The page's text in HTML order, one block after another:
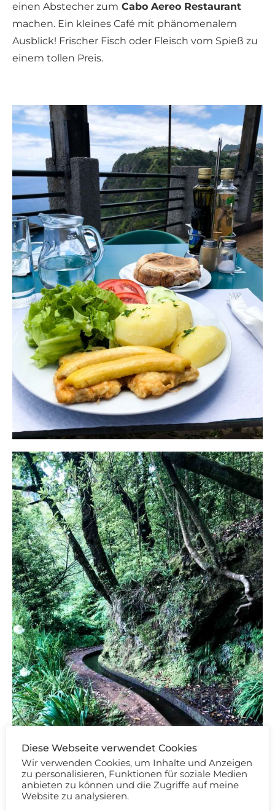
einen Abstecher zum Cabo Aereo Restaurant
machen. Ein kleines Café mit phänomenalem
Ausblick! Frischer Fisch oder Fleisch vom Spieß zu
einem tollen Preis.
Diese Webseite verwendet Cookies
Wir verwenden Cookies, um Inhalte und Anzeigen
zu personalisieren, Funktionen für soziale Medien
anbieten zu können und die Zugriffe auf meine
Website zu analysieren.